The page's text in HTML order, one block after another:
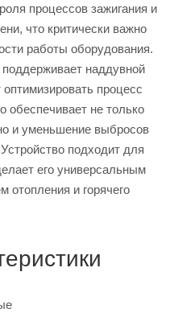
процессов зажигания и
что критически важно
работы оборудования.
наддувной
процесс
обеспечивает не только
и уменьшение выбросов
подходит для
его универсальным
отопления и горячего